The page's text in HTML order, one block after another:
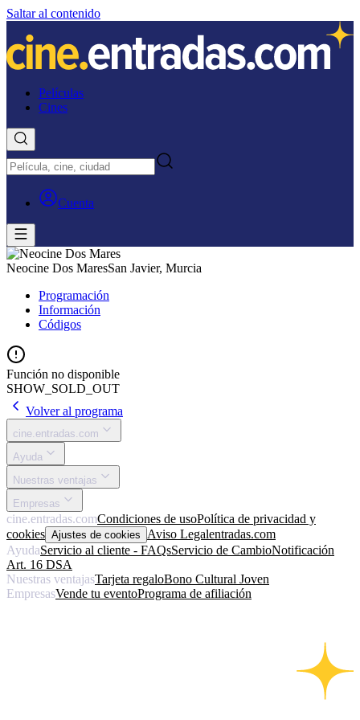
Saltar al contenido
Películas
Cines
Cuenta
Neocine Dos MaresSan Javier, Murcia
Programación
Información
Códigos
Función no disponible
SHOW_SOLD_OUT
Volver al programa
cine.entradas.com
Ayuda
Nuestras ventajas
Empresas
cine.entradas.comCondiciones de usoPolítica de privacidad y
cookies Ajustes de cookies Aviso Legalentradas.com
AyudaServicio al cliente - FAQsServicio de CambioNotificación
Art. 16 DSA
Nuestras ventajasTarjeta regaloBono Cultural Joven
EmpresasVende tu eventoPrograma de afiliación